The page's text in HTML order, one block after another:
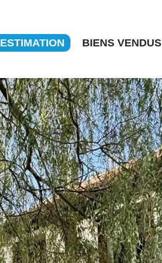
ESTIMATION BIENS VENDUS